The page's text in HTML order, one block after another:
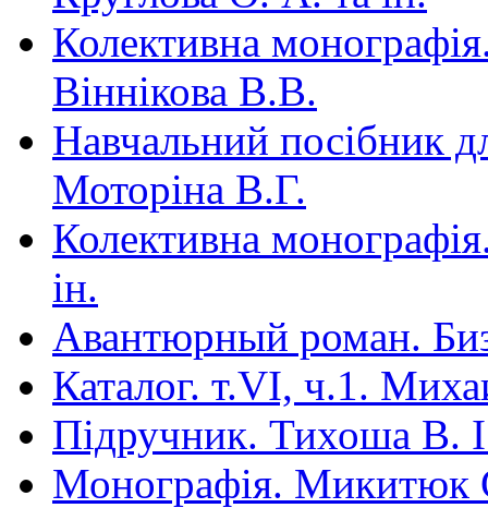
Колективна
Віннікова В.В.
Навчальний посібник
Моторіна В.Г.
Колективна
ін.
Авантюрный роман.
Каталог. т.VI, ч.1.
Під­ручник. Тихоша В.
Монографія. Микитюк